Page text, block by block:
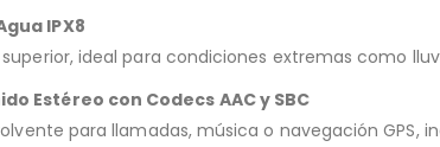
IPX8
ideal para condiciones extremas como
Estéreo con Codecs AAC y SBC
para llamadas, música o navegación GPS,